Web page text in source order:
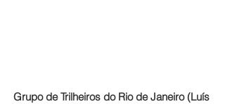
Grupo de Trilheiros do Rio de Janeiro (Luís